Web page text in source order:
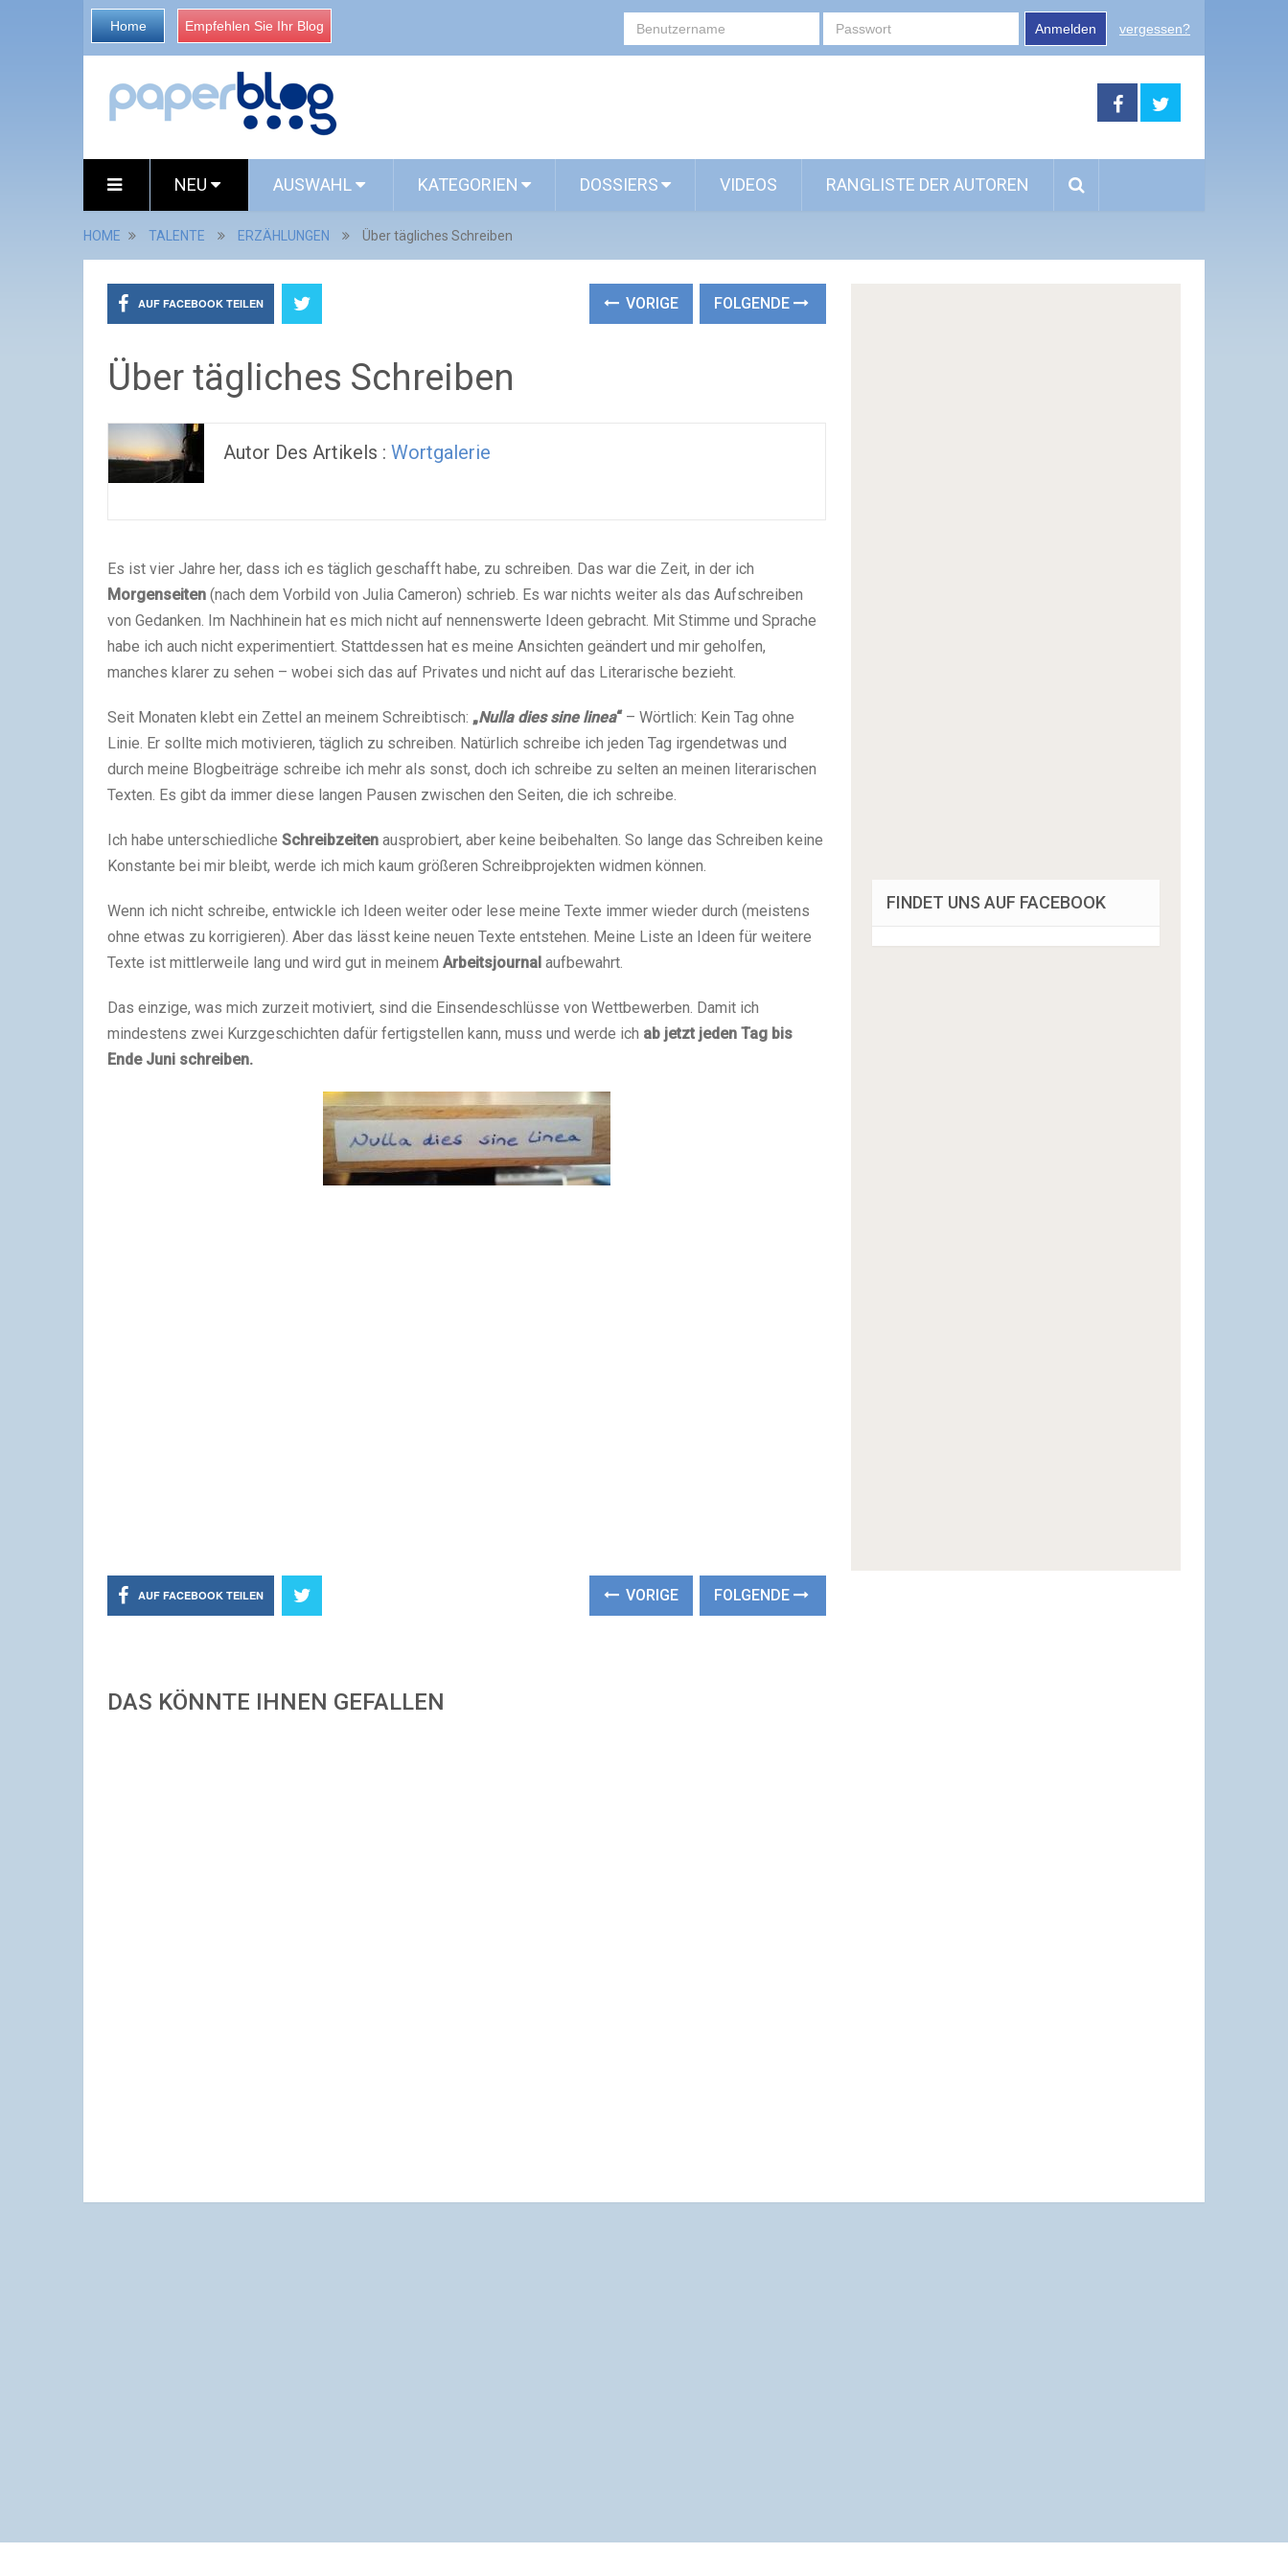
Home Empfehlen Sie Ihr Blog Anmelden vergessen?
NEU AUSWAHL KATEGORIEN DOSSIERS VIDEOS RANGLISTE DER AUTOREN
HOME TALENTE ERZÄHLUNGEN Über tägliches Schreiben
AUF FACEBOOK TEILEN VORIGE FOLGENDE
Über tägliches Schreiben
Autor Des Artikels : Wortgalerie
Es ist vier Jahre her, dass ich es täglich geschafft habe, zu schreiben. Das war die Zeit, in der ich
Morgenseiten (nach dem Vorbild von Julia Cameron) schrieb. Es war nichts weiter als das Aufschreiben
von Gedanken. Im Nachhinein hat es mich nicht auf nennenswerte Ideen gebracht. Mit Stimme und Sprache
habe ich auch nicht experimentiert. Stattdessen hat es meine Ansichten geändert und mir geholfen,
manches klarer zu sehen – wobei sich das auf Privates und nicht auf das Literarische bezieht.
Seit Monaten klebt ein Zettel an meinem Schreibtisch: „Nulla dies sine linea“– Wörtlich: Kein Tag ohne
Linie. Er sollte mich motivieren, täglich zu schreiben. Natürlich schreibe ich jeden Tag irgendetwas und
durch meine Blogbeiträge schreibe ich mehr als sonst, doch ich schreibe zu selten an meinen literarischen
Texten. Es gibt da immer diese langen Pausen zwischen den Seiten, die ich schreibe.
Ich habe unterschiedliche Schreibzeiten ausprobiert, aber keine beibehalten. So lange das Schreiben keine
Konstante bei mir bleibt, werde ich mich kaum größeren Schreibprojekten widmen können.
Wenn ich nicht schreibe, entwickle ich Ideen weiter oder lese meine Texte immer wieder durch (meistens
ohne etwas zu korrigieren). Aber das lässt keine neuen Texte entstehen. Meine Liste an Ideen für weitere
Texte ist mittlerweile lang und wird gut in meinem Arbeitsjournal aufbewahrt.
Das einzige, was mich zurzeit motiviert, sind die Einsendeschlüsse von Wettbewerben. Damit ich
mindestens zwei Kurzgeschichten dafür fertigstellen kann, muss und werde ich ab jetzt jeden Tag bis
Ende Juni schreiben.
AUF FACEBOOK TEILEN VORIGE FOLGENDE
DAS KÖNNTE IHNEN GEFALLEN
FINDET UNS AUF FACEBOOK